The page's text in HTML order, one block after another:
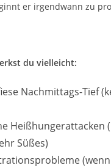
er irgendwann zu
du vielleicht:
Nachmittags-Tief
Heißhungerattacken
Süßes)